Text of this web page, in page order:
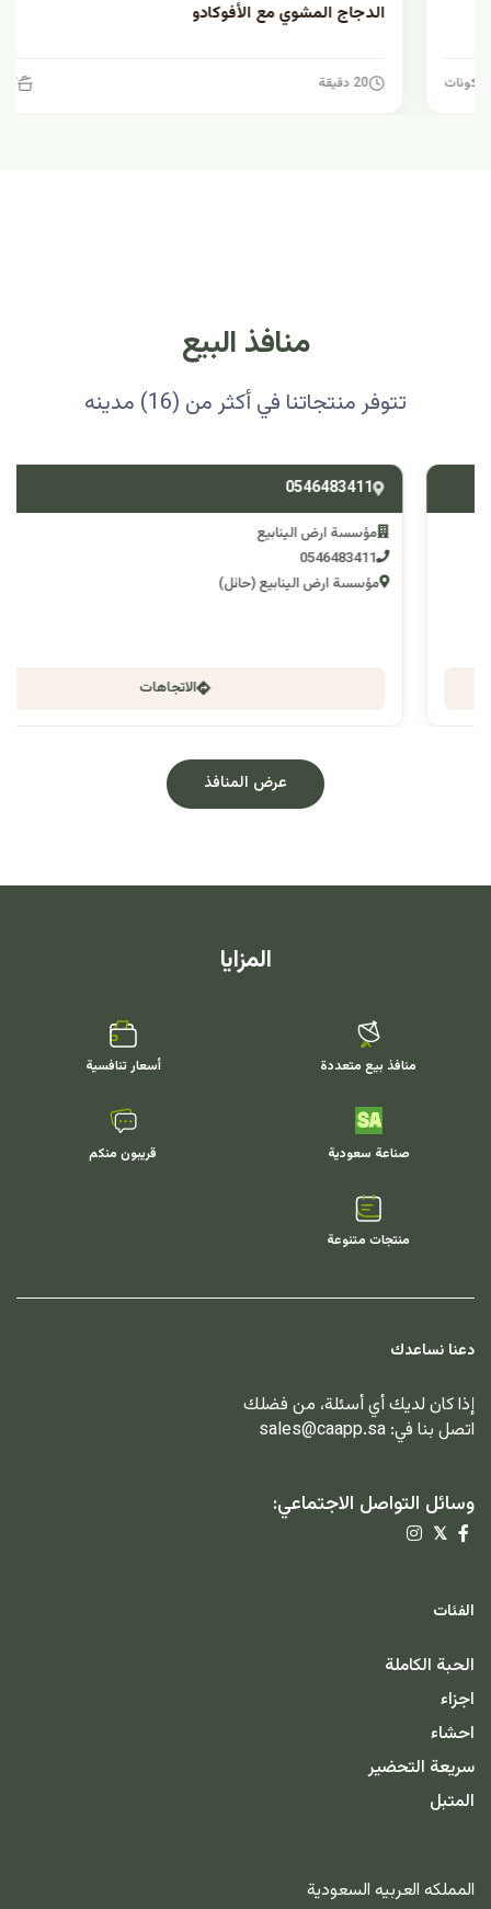
الدجاج المشوي مع الأفوكادو
منافذ البيع
تتوفر منتجاتنا في أكثر من (16) مدينه
0546483411
مؤسسة ارض الينابيع
0546483411
مؤسسة ارض الينابيع (حائل)
الاتجاهات
عرض المنافذ
المزايا
منافذ بيع متعددة أسعار تنافسية
صناعة سعودية قريبون منكم
منتجات متنوعة
دعنا نساعدك
إذا كان لديك أي أسئلة، من فضلك
اتصل بنا في: sales@caapp.sa
وسائل التواصل الاجتماعي:
𝕏
الفئات
الحبة الكاملة
اجزاء
احشاء
سريعة التحضير
المتبل
المملكه العربيه السعودية